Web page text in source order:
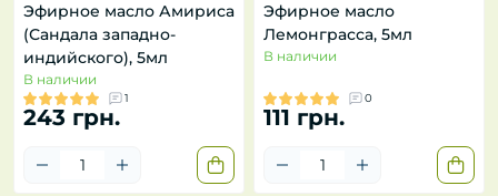
Эфирное масло Амириса
(Сандала западно-
индийского), 5мл
В наличии
1
243 грн.
Эфирное масло
Лемонграсса, 5мл
В наличии
0
111 грн.